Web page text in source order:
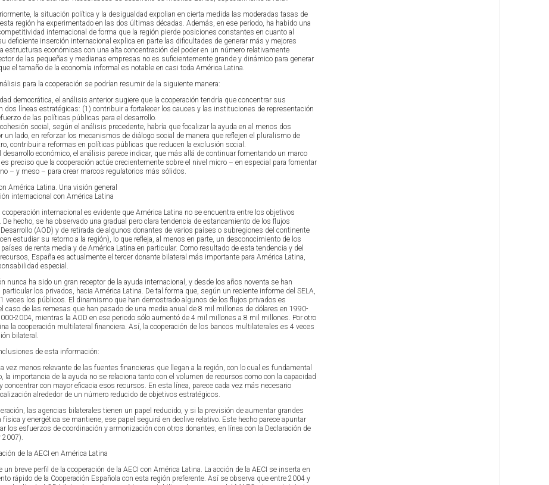
la situación política y la desigualdad expolian en cierta medida las moderadas tasas de
región ha experimentado en las dos últimas décadas. Además, en ese período, ha habido una
internacional de forma que la región pierde posiciones constantes en cuanto al
deficiente inserción internacional explica en parte las dificultades de generar más y mejores
estructuras económicas con una alta concentración del poder en un número relativamente
de las pequeñas y medianas empresas no es suficientemente grande y dinámico para generar
el tamaño de la economía informal es notable en casi toda América Latina.
para la cooperación se podrían resumir de la siguiente manera:
democrática, el análisis anterior sugiere que la cooperación tendría que concentrar sus
dos líneas estratégicas: (1) contribuir a fortalecer los cauces y las instituciones de representación
de las políticas públicas para el desarrollo.
social, según el análisis precedente, habría que focalizar la ayuda en al menos dos
un lado, en reforzar los mecanismos de diálogo social de manera que reflejen el pluralismo de
contribuir a reformas en políticas públicas que reducen la exclusión social.
económico, el análisis parece indicar, que más allá de continuar fomentando un marco
preciso que la cooperación actúe crecientemente sobre el nivel micro – en especial para fomentar
– y meso – para crear marcos regulatorios más sólidos.
América Latina. Una visión general
internacional con América Latina
internacional es evidente que América Latina no se encuentra entre los objetivos
hecho, se ha observado una gradual pero clara tendencia de estancamiento de los flujos
(AOD) y de retirada de algunos donantes de varios países o subregiones del continente
estudiar su retorno a la región), lo que refleja, al menos en parte, un desconocimiento de los
de renta media y de América Latina en particular. Como resultado de esta tendencia y del
España es actualmente el tercer donante bilateral más importante para América Latina,
especial.
nunca ha sido un gran receptor de la ayuda internacional, y desde los años noventa se han
los privados, hacia América Latina. De tal forma que, según un reciente informe del SELA,
veces los públicos. El dinamismo que han demostrado algunos de los flujos privados es
caso de las remesas que han pasado de una media anual de 8 mil millones de dólares en 1990-
2004, mientras la AOD en ese periodo sólo aumentó de 4 mil millones a 8 mil millones. Por otro
la cooperación multilateral financiera. Así, la cooperación de los bancos multilaterales es 4 veces
bilateral.
de esta información:
vez menos relevante de las fuentes financieras que llegan a la región, con lo cual es fundamental
la importancia de la ayuda no se relaciona tanto con el volumen de recursos como con la capacidad
concentrar con mayor eficacia esos recursos. En esta línea, parece cada vez más necesario
alrededor de un número reducido de objetivos estratégicos.
las agencias bilaterales tienen un papel reducido, y si la previsión de aumentar grandes
y energética se mantiene, ese papel seguirá en declive relativo. Este hecho parece apuntar
los esfuerzos de coordinación y armonización con otros donantes, en línea con la Declaración de
2007).
de la AECI en América Latina
breve perfil de la cooperación de la AECI con América Latina. La acción de la AECI se inserta en
rápido de la Cooperación Española con esta región preferente. Así se observa que entre 2004 y